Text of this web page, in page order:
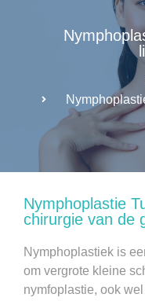
Nymphoplastie
chirurgie van de
Nymphoplastiek is
om vergrote kleine
nymfoplastie, ook